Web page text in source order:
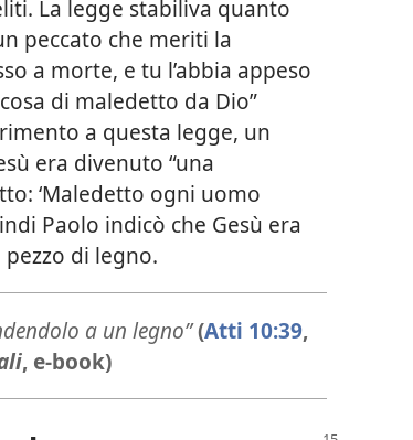
La legge stabiliva quanto
peccato che meriti la
a morte, e tu l’abbia appeso
di maledetto da Dio”
a questa legge, un
era divenuto “una
‘Maledetto ogni uomo
Paolo indicò che Gesù era
di legno.
a un legno”(Atti 10:39,
, e-book)